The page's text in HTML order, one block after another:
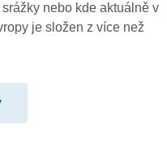
nebo kde aktuálně v
je složen z více než